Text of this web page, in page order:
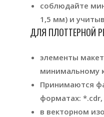
соблюдайте
1,5 мм) и
ДЛЯ ПЛОТТЕРНОЙ
элементы
минимальному
Принимаются
форматах: *.cdr,
в векторном